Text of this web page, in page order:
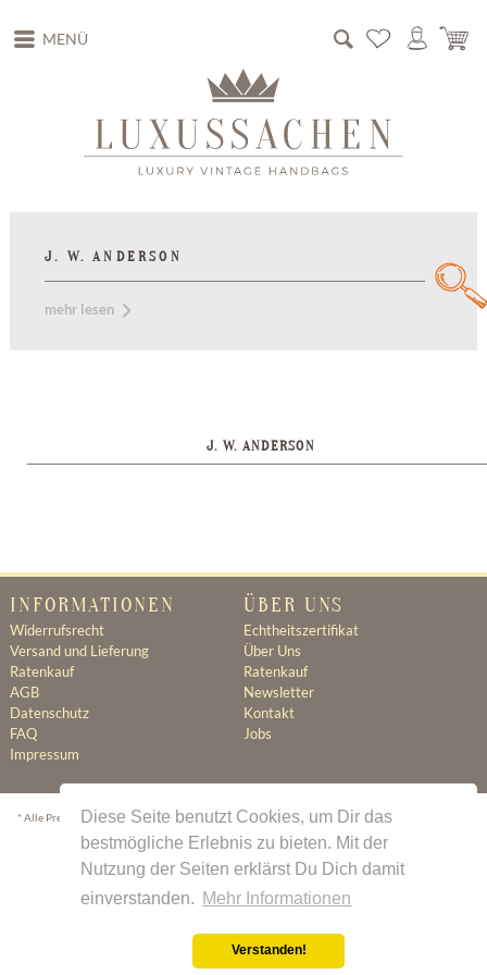
Diese Seite benutzt Cookies, um Dir das
bestmögliche Erlebnis zu bieten. Mit der
Nutzung der Seiten erklärst Du Dich damit
einverstanden. Mehr Informationen
Verstanden!
MENÜ
J. W. ANDERSON
mehr lesen
J. W. ANDERSON
INFORMATIONEN
Widerrufsrecht
Versand und Lieferung
Ratenkauf
AGB
Datenschutz
FAQ
Impressum
ÜBER UNS
Echtheitszertifikat
Über Uns
Ratenkauf
Newsletter
Kontakt
Jobs
* Alle Preise inkl. gesetzl. Mehrwertsteuer zzgl. Versandkosten wenn nicht anders beschrieben